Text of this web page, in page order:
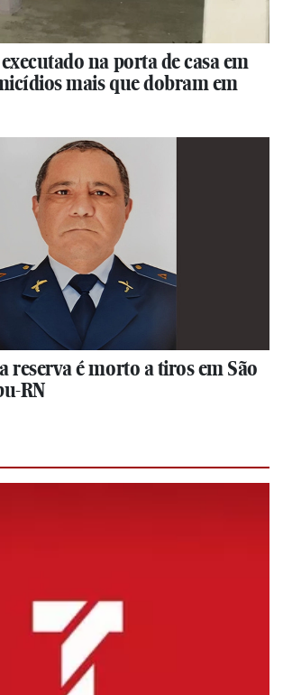
na porta de casa em
mais que dobram em
reserva é morto a tiros em São
RN